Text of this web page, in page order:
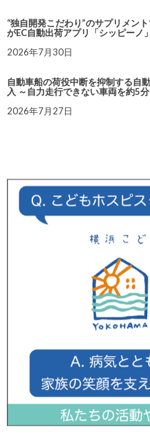
“独自開発こだわり”のサプリメン
がEC自動出荷アプリ「シッピーノ
2026年7月30日
自動車船の荷役中断を抑制する自
入 ～自力走行できない車両を約5
2026年7月27日